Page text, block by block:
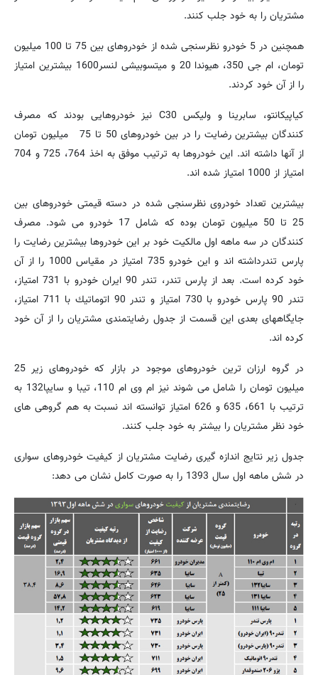
مشتریان را به خود جلب كنند.
همچنین در 5 خودرو نظرسنجی شده از خودروهای بین 75 تا 100 میلیون
تومان، ام جی 350، هیوندا 20 و میتسوبیشی لنسر1600 بیشترین امتیاز
را از آن خود كردند.
كیاپیكانتو، سابرینا و ولیكس 30
C نیز خودروهایی بودند كه مصرف
كنندگان بیشترین رضایت را در بین خودروهای 50 تا 75 میلیون تومان
از آنها داشته اند. این خودروها به ترتیب موفق به اخذ 764، 725 و 704
امتیاز از 1000 امتیاز شده اند.
بیشترین تعداد خودروی نظرسنجی شده در دسته قیمتی خودروهای بین
25 تا 50 میلیون تومان بوده كه شامل 17 خودرو می شود. مصرف
كنندگان در سه ماهه اول مالكیت خود بر این خودروها بیشترین رضایت را
پارس تندرداشته اند و این خودرو 735 امتیاز در مقیاس 1000 را از آن
خود كرده است. بعد از پارس تندر، تندر 90 ایران خودرو با 731 امتیاز،
تندر 90 پارس خودرو با 730 امتیاز و تندر 90 اتوماتیك با 711 امتیاز،
جایگاههای بعدی این قسمت از جدول رضایتمندی مشتریان را از آن خود
كرده اند.
در گروه ارزان ترین خودروهای موجود در بازار كه خودروهای زیر 25
میلیون تومان را شامل می شوند نیز ام وی ام 110، تیبا و سایپا132 به
ترتیب با 661، 635 و 626 امتیاز توانسته اند نسبت به هم گروهی های
خود نظر مشتریان را بیشتر به خود جلب كنند.
جدول زیر نتایج اندازه گیری رضایت مشتریان از كیفیت خودروهای سواری
در شش ماهه اول سال 1393 را به صورت كامل نشان می دهد: